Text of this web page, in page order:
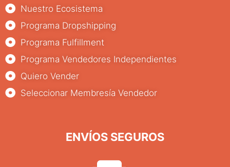
Nuestro Ecosistema
Programa Dropshipping
Programa Fulfillment
Programa Vendedores Independientes
Quiero Vender
Seleccionar Membresía Vendedor
ENVÍOS SEGUROS